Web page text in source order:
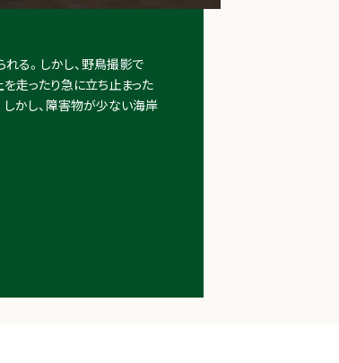
る。しかし、野鳥撮影で
走ったり急に立ち止まった
しかし、障害物が少ない海岸